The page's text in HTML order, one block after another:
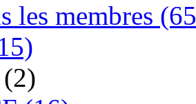
les membres